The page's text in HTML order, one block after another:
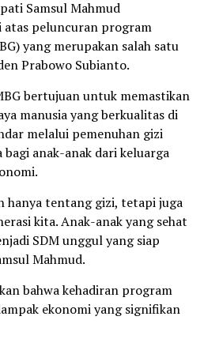
Samsul Mahmud
atas peluncuran program
yang merupakan salah satu
Prabowo Subianto.
bertujuan untuk memastikan
manusia yang berkualitas di
melalui pemenuhan gizi
anak-anak dari keluarga
hanya tentang gizi, tetapi juga
kita. Anak-anak yang sehat
SDM unggul yang siap
Mahmud.
bahwa kehadiran program
ekonomi yang signifikan